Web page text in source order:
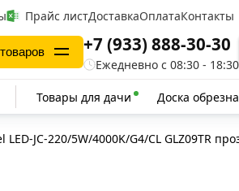
Прайс листДоставкаОплатаКонтакты
+7 (933) 888-30-30
Ежедневно с 08:30 - 18:30
Товары для дачи Доска
JC-220/5W/4000K/G4/CL GLZ09TR